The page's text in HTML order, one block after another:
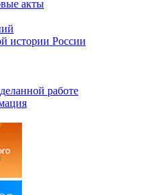
акты
истории России
работе